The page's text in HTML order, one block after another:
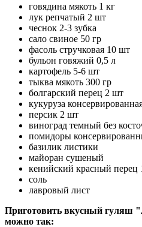
говядина мякоть 1 кг
лук репчатый 2 шт
чеснок 2-3 зубка
сало свиное 50 гр
фасоль стручковая 10 шт
бульон говяжий 0,5 л
картофель 5-6 шт
тыква мякоть 300 гр
болгарский перец 2 шт
кукуруза
персик 2 шт
виноград темный без
помидоры
базилик листики
майоран сушеный
кенийский красный перец
соль
лавровый лист
Приготовить вкусный гуляш
можно так: